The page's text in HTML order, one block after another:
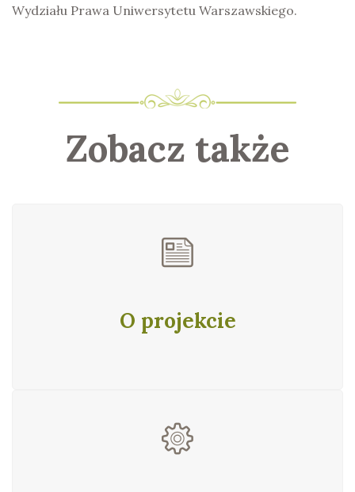
Wydziału Prawa Uniwersytetu Warszawskiego.
Zobacz także
O projekcie